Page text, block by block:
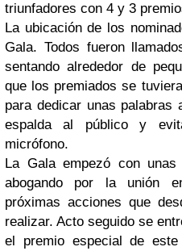
triunfadores con 4 y 3
La ubicación de los
Gala. Todos fueron
sentando alrededor de
que los premiados se
para dedicar unas palabras
espalda al público y
micrófono.
La Gala empezó con unas
abogando por la unión
próximas acciones que
realizar. Acto seguido se
el premio especial de